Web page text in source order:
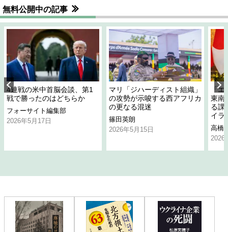
無料公開中の記事
4連戦の米中首脳会談、第1
戦で勝ったのはどちらか
フォーサイト編集部
2026年5月17日
マリ「ジハーディスト組織」
の攻勢が示唆する西アフリカ
の更なる混迷
篠田英朗
2026年5月15日
「
東南
る課
イラ
高橋
2026